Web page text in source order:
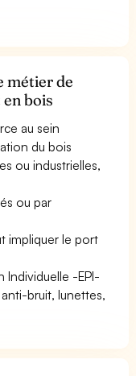
métier de
bois
au sein
du bois
ou industrielles,
ou par
impliquer le port
Individuelle -EPI-
bruit, lunettes,